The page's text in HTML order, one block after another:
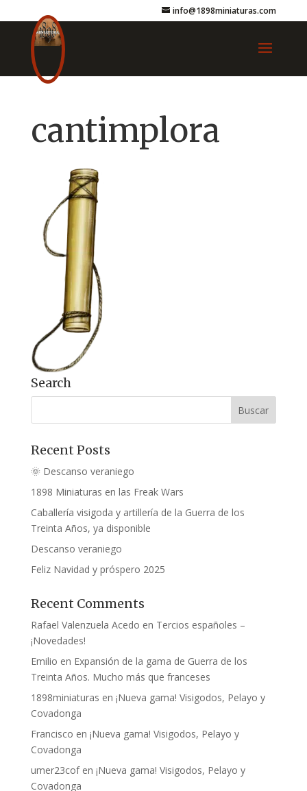
info@1898miniaturas.com
cantimplora
Search
Recent Posts
🌞 Descanso veraniego
1898 Miniaturas en las Freak Wars
Caballería visigoda y artillería de la Guerra de los
Treinta Años, ya disponible
Descanso veraniego
Feliz Navidad y próspero 2025
Recent Comments
Rafael Valenzuela Acedo en Tercios españoles –
¡Novedades!
Emilio en Expansión de la gama de Guerra de los
Treinta Años. Mucho más que franceses
1898miniaturas en ¡Nueva gama! Visigodos, Pelayo y
Covadonga
Francisco en ¡Nueva gama! Visigodos, Pelayo y
Covadonga
umer23cofen ¡Nueva gama! Visigodos, Pelayo y
Covadonga